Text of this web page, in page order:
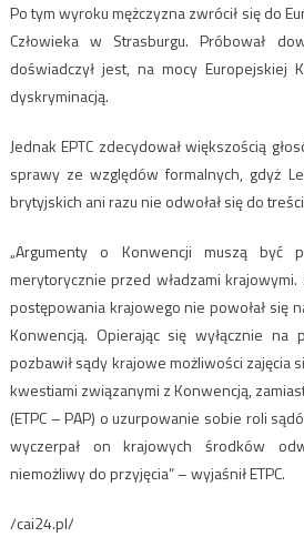
Po tym wyroku mężczyzna zwrócił się do
Człowieka w Strasburgu. Próbował
doświadczył jest, na mocy Europejskiej
dyskryminacją.
Jednak EPTC zdecydował większością
sprawy ze względów formalnych, gdyż
brytyjskich ani razu nie odwołał się do
„Argumenty o Konwencji muszą być
merytorycznie przed władzami krajowymi.
postępowania krajowego nie powołał się
Konwencją. Opierając się wyłącznie na
pozbawił sądy krajowe możliwości zajęcia
kwestiami związanymi z Konwencją,
(ETPC – PAP) o uzurpowanie sobie roli
wyczerpał on krajowych środków
niemożliwy do przyjęcia” – wyjaśnił ETPC.
/cai24.pl/